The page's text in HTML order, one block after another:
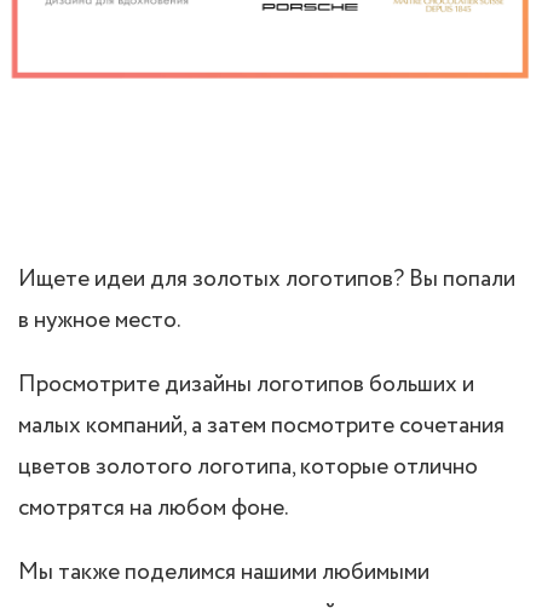
Ищете идеи для золотых логотипов? Вы попали
в нужное место.
Просмотрите дизайны логотипов больших и
малых компаний, а затем посмотрите сочетания
цветов золотого логотипа, которые отлично
смотрятся на любом фоне.
Мы также поделимся нашими любимыми